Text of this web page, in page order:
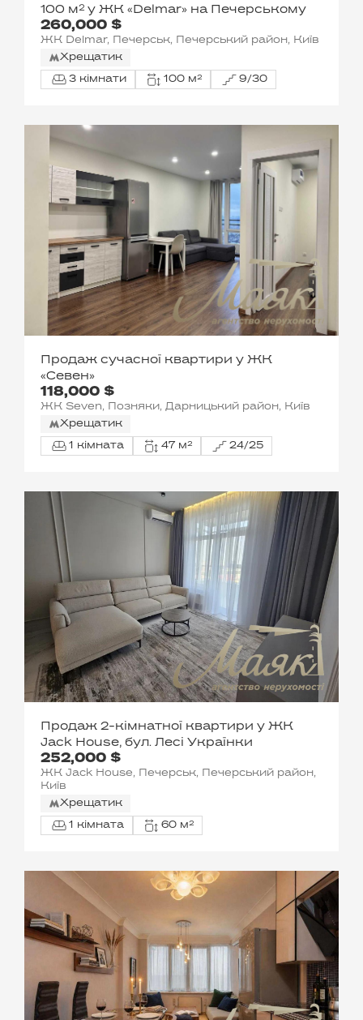
260,000 $
100 м² у ЖК «Delmar» на Печерському
ЖК Delmar, Печерськ, Печерський район, Київ
Хрещатик
3 кімнати 100 м² 9/30
118,000 $
Продаж сучасної квартири у ЖК
«Севен»
ЖК Seven, Позняки, Дарницький район, Київ
Хрещатик
1 кімната 47 м² 24/25
252,000 $
Продаж 2-кімнатної квартири у ЖК
Jack House, бул. Лесі Українки
ЖК Jack House, Печерськ, Печерський район,
Київ
Хрещатик
1 кімната 60 м²